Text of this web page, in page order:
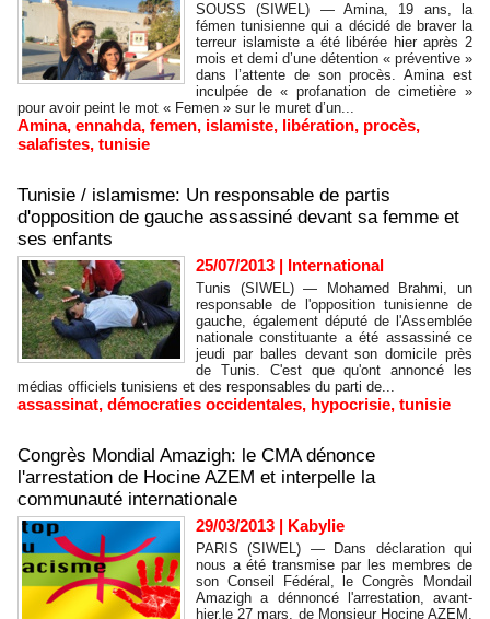
SOUSS (SIWEL) — Amina, 19 ans, la
fémen tunisienne qui a décidé de braver la
terreur islamiste a été libérée hier après 2
mois et demi d’une détention « préventive »
dans l’attente de son procès. Amina est
inculpée de « profanation de cimetière »
pour avoir peint le mot « Femen » sur le muret d’un...
Amina, ennahda, femen, islamiste, libération, procès,
salafistes, tunisie
Tunisie / islamisme: Un responsable de partis
d'opposition de gauche assassiné devant sa femme et
ses enfants
25/07/2013 | International
Tunis (SIWEL) — Mohamed Brahmi, un
responsable de l'opposition tunisienne de
gauche, également député de l'Assemblée
nationale constituante a été assassiné ce
jeudi par balles devant son domicile près
de Tunis. C'est que qu'ont annoncé les
médias officiels tunisiens et des responsables du parti de...
assassinat, démocraties occidentales, hypocrisie, tunisie
Congrès Mondial Amazigh: le CMA dénonce
l'arrestation de Hocine AZEM et interpelle la
communauté internationale
29/03/2013 | Kabylie
PARIS (SIWEL) — Dans déclaration qui
nous a été transmise par les membres de
son Conseil Fédéral, le Congrès Mondail
Amazigh a dénnoncé l'arrestation, avant-
hier,le 27 mars, de Monsieur Hocine AZEM,